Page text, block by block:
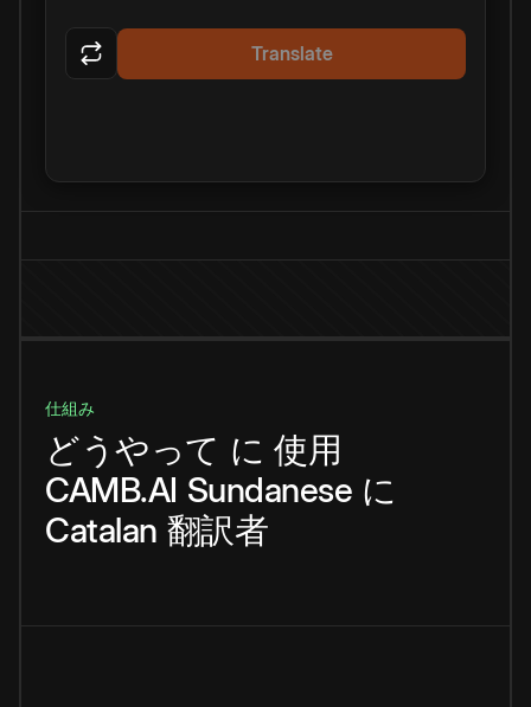
Translate
仕組み
どうやって に 使用
CAMB.AI Sundanese に
Catalan 翻訳者